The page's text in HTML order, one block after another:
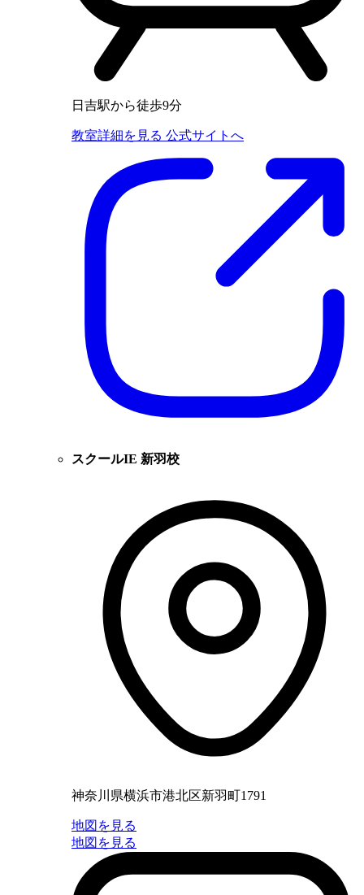
日吉駅から徒歩9分
教室詳細を見る 公式サイトへ
スクールIE 新羽校
神奈川県横浜市港北区新羽町1791
地図を見る
地図を見る